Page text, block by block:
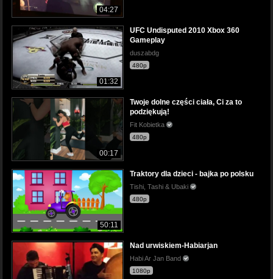
04:27
01:32
UFC Undisputed 2010 Xbox 360
Gameplay
duszabdg
480p
00:17
Twoje dolne części ciała, Ci za to
podziękują!
Fit Kobietka
480p
50:11
Traktory dla dzieci - bajka po polsku
Tishi, Tashi & Ubaki
480p
Nad urwiskiem-Habiarjan
Habi Ar Jan Band
1080p